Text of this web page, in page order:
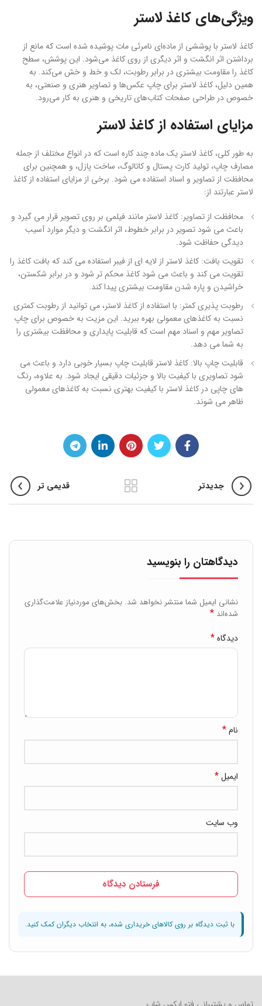
ویژگی‌های کاغذ لاستر
کاغذ لاستر با پوششی از ماده‌ای نامرئی مات پوشیده شده است که مانع از
برداشتن اثر انگشت و اثر دیگری از روی کاغذ می‌شود. این پوشش، سطح
کاغذ را مقاومت بیشتری در برابر رطوبت، لک و خط و خش می‌کند. به
همین دلیل، کاغذ لاستر برای چاپ عکس‌ها و تصاویر هنری و صنعتی، به
خصوص در طراحی صفحات کتاب‌های تاریخی و هنری به کار می‌رود.
مزایای استفاده از کاغذ لاستر
به طور کلی، کاغذ لاستر یک ماده چند کاره است که در انواع مختلف از جمله
مصارف چاپ، تولید کارت پستال و کاتالوگ، ساخت پازل، و همچنین برای
محافظت از تصاویر و اسناد استفاده می شود. برخی از مزایای استفاده از کاغذ
لاستر عبارتند از:
محافظت از تصاویر: کاغذ لاستر مانند فیلمی بر روی تصویر قرار می گیرد و
باعث می شود تصویر در برابر خطوط، اثر انگشت و دیگر موارد آسیب
دیدگی حفاظت شود.
تقویت بافت: کاغذ لاستر از لایه ای از فیبر استفاده می کند که بافت کاغذ را
تقویت می کند و باعث می شود کاغذ محکم تر شود و در برابر شکستن،
خراشیدن و پاره شدن مقاومت بیشتری پیدا کند.
رطوبت پذیری کمتر: با استفاده از کاغذ لاستر، می توانید از رطوبت کمتری
نسبت به کاغذهای معمولی بهره ببرید. این مزیت به خصوص برای چاپ
تصاویر مهم و اسناد مهم است که قابلیت پایداری و محافظت بیشتری را
به شما می دهد.
قابلیت چاپ بالا: کاغذ لاستر قابلیت چاپ بسیار خوبی دارد و باعث می
شود تصاویری با کیفیت بالا و جزئیات دقیقی ایجاد شود. به علاوه، رنگ
های چاپی در کاغذ لاستر با کیفیت بهتری نسبت به کاغذهای معمولی
ظاهر می شوند.
جدیدتر قدیمی تر
دیدگاهتان را بنویسید
نشانی ایمیل شما منتشر نخواهد شد. بخش‌های موردنیاز علامت‌گذاری
شده‌اند *
دیدگاه*
نام*
ایمیل*
وب‌ سایت